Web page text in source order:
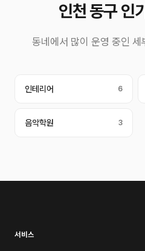
인천 동구 인
동네에서 많이 운영 중인 세
인테리어 6
음악학원 3
서비스